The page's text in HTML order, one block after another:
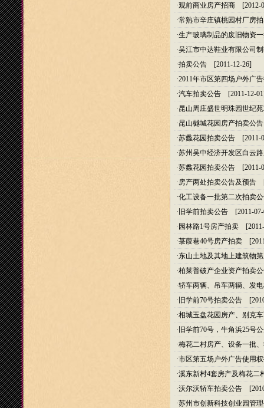
·观前商业房产招商 [2012-
·常熟市辛庄镇桃园村厂房
·生产玻璃制品的废旧物资
·吴江市中达鞋业有限公司
·拍卖公告 [2011-12-26]
·2011年市区第四场户外广
·汽车拍卖公告 [2011-12-
·昆山周庄盛世明珠园世纪
·昆山樾城花园房产拍卖公告
·苏蠡花园拍卖公告 [2011-
·苏州吴中经济开发区白云
·苏蠡花园拍卖公告 [2011-
·房产两处拍卖公告及预告
·化工设备一批第二次拍卖
· 旧学前拍卖公告 [2011-
· 园林路1号房产拍卖
·菉葭巷40号房产拍卖
·东山土地及其地上建筑物
·柏莱普破产企业资产拍卖
·轿车两辆、吊车两辆、发
· 旧学前70号拍卖公告
·相城玉盘花园房产、别克
· 旧学前70号，牛角浜25号
·梅花二村房产、设备一批
·市区第五场户外广告使用
·溪东新村4套房产及梅花二
·沃尔沃轿车拍卖公告
·苏州市创新科技创业园管